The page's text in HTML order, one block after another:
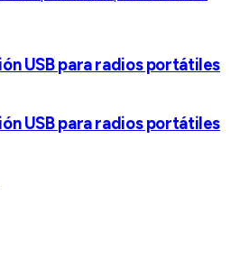
USB para radios portátiles
USB para radios portátiles